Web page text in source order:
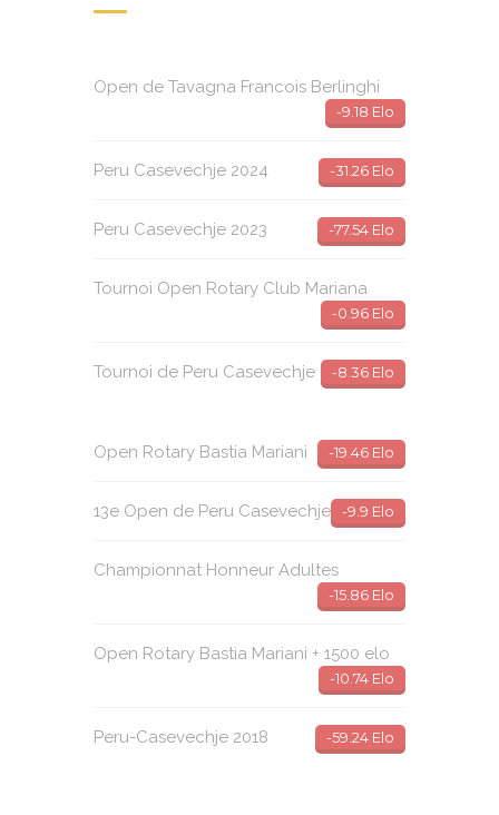
Open de Tavagna Francois Berlinghi
-9.18 Elo
Peru Casevechje 2024 -31.26 Elo
Peru Casevechje 2023 -77.54 Elo
Tournoi Open Rotary Club Mariana
-0.96 Elo
Tournoi de Peru Casevechje -8.36 Elo
Open Rotary Bastia Mariani -19.46 Elo
13e Open de Peru Casevechje -9.9 Elo
Championnat Honneur Adultes
-15.86 Elo
Open Rotary Bastia Mariani + 1500 elo
-10.74 Elo
Peru-Casevechje 2018 -59.24 Elo